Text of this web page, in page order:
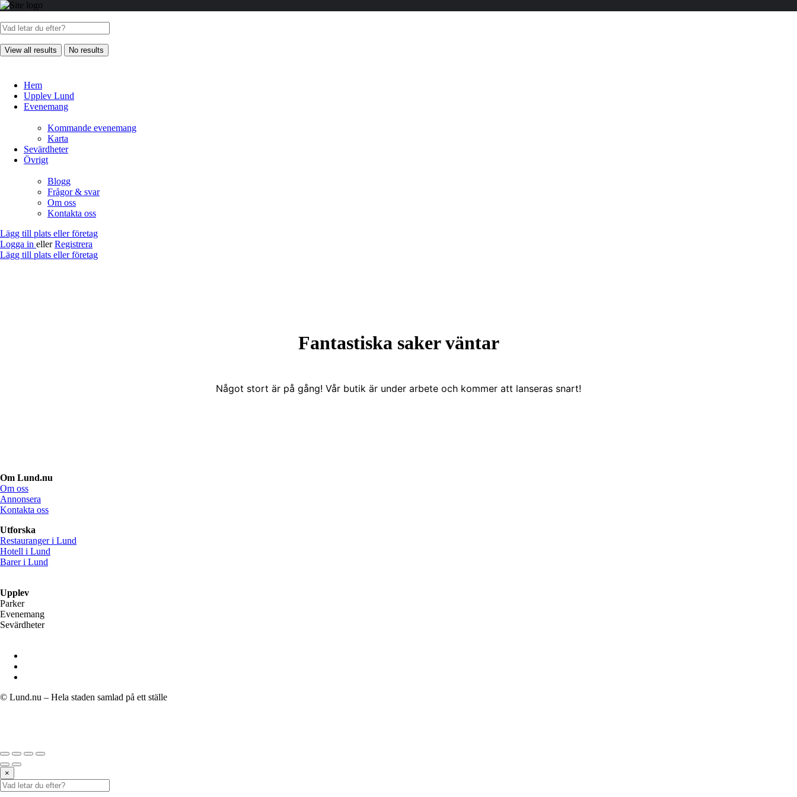
View all results No results
Hem
Upplev Lund
Evenemang
Kommande evenemang
Karta
Sevärdheter
Övrigt
Blogg
Frågor & svar
Om oss
Kontakta oss
Lägg till plats eller företag
Logga in eller Registrera
Lägg till plats eller företag
Fantastiska saker väntar
Något stort är på gång! Vår butik är under arbete och kommer att lanseras snart!
Om Lund.nu
Om oss
Annonsera
Kontakta oss
Utforska
Restauranger i Lund
Hotell i Lund
Barer i Lund
Upplev
Parker
Evenemang
Sevärdheter
© Lund.nu – Hela staden samlad på ett ställe
×